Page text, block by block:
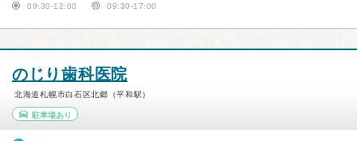
09:30-12:00 09:30-17:00
のじり歯科医院
北海道札幌市白石区北郷（平和駅）
駐車場あり